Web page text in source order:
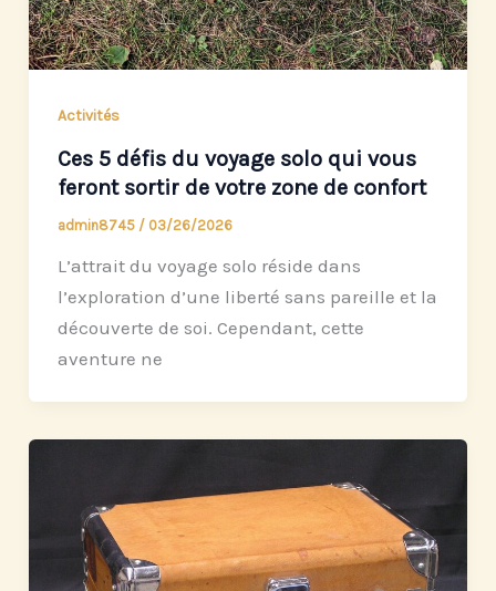
Activités
Ces 5 défis du voyage solo qui vous
feront sortir de votre zone de confort
admin8745 / 03/26/2026
L’attrait du voyage solo réside dans
l’exploration d’une liberté sans pareille et la
découverte de soi. Cependant, cette
aventure ne